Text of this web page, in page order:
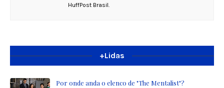
HuffPost Brasil.
+Lidas
Por onde anda o elenco de "The Mentalist"?